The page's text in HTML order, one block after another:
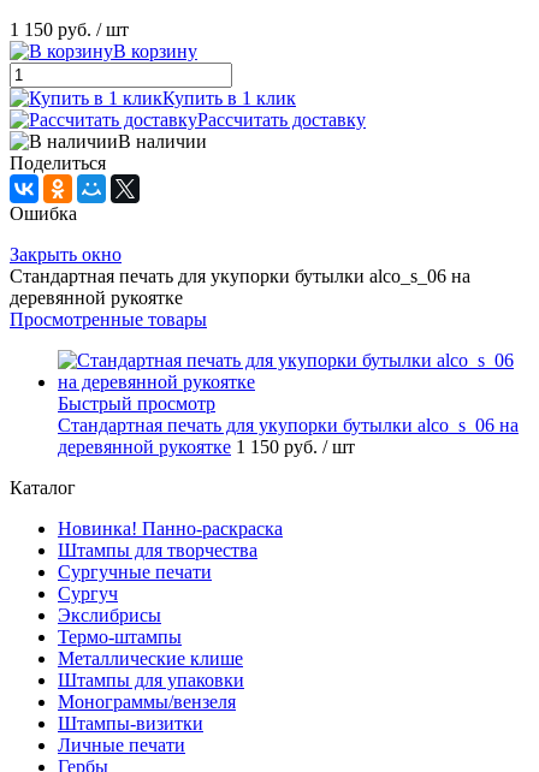
1 150 руб. / шт
В корзину
Купить в 1 клик
Рассчитать доставку
В наличии
Поделиться
Ошибка
Закрыть окно
Стандартная печать для укупорки бутылки alco_s_06 на
деревянной рукоятке
Просмотренные товары
Быстрый просмотр
Стандартная печать для укупорки бутылки alco_s_06 на
деревянной рукоятке 1 150 руб. / шт
Каталог
Новинка! Панно-раскраска
Штампы для творчества
Сургучные печати
Сургуч
Экслибрисы
Термо-штампы
Металлические клише
Штампы для упаковки
Монограммы/вензеля
Штампы-визитки
Личные печати
Гербы